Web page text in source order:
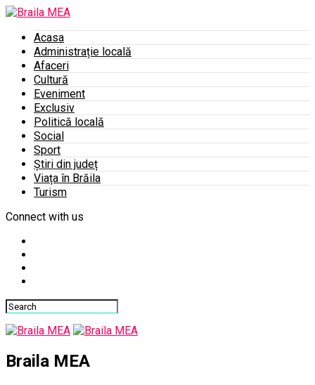
Acasa
Administrație locală
Afaceri
Cultură
Eveniment
Exclusiv
Politică locală
Social
Sport
Știri din județ
Viața în Brăila
Turism
Connect with us
Braila MEA